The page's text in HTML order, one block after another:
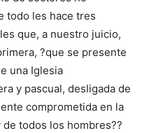
todo les hace tres
que, a nuestro juicio,
?que se presente
una Iglesia
y pascual, desligada de
comprometida en la
todos los hombres??